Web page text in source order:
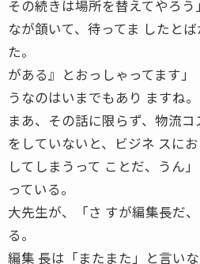
その続きは場所を替えてやろ
なが頷いて、待ってま したと
た。
がある』とおっしゃってます
うなのはいまでもあり ますね。
まあ、その話に限らず、物流
をしていないと、ビジネ スに
してしまうって ことだ、うん
っている。
大先生が、「さ すが編集長だ
る。
編集 長は「またまた」と言い